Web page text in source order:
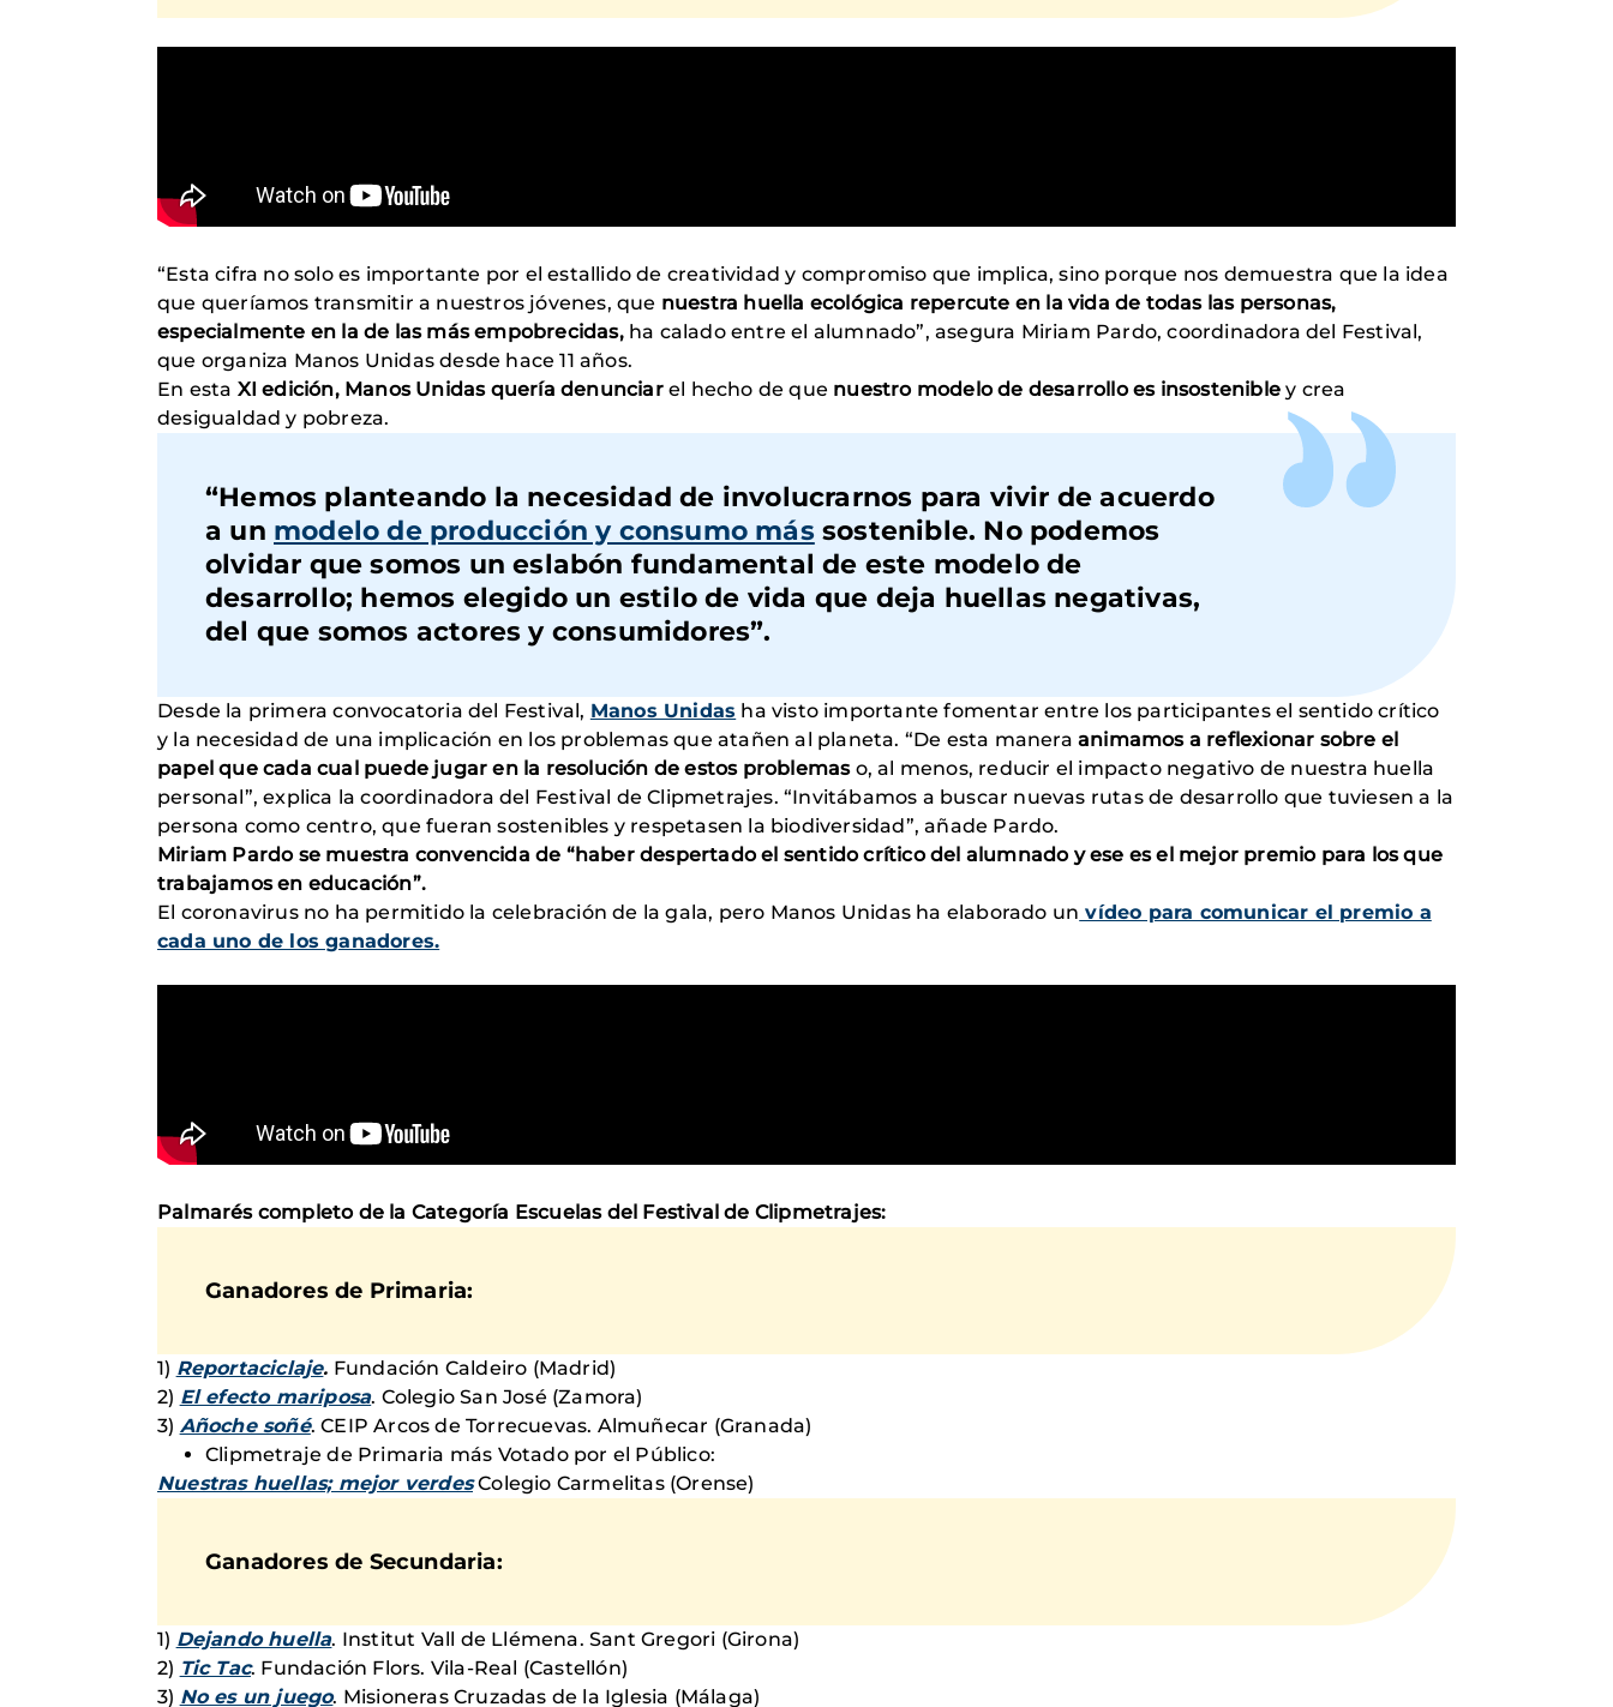
“Esta cifra no solo es importante por el estallido de creatividad y compromiso que implica, sino porque nos demuestra que la idea
que queríamos transmitir a nuestros jóvenes, que nuestra huella ecológica repercute en la vida de todas las personas,
especialmente en la de las más empobrecidas, ha calado entre el alumnado”, asegura Miriam Pardo, coordinadora del Festival,
que organiza Manos Unidas desde hace 11 años.
En esta XI edición, Manos Unidas quería denunciarel hecho de que nuestro modelo de desarrollo es insostenibley crea
desigualdad y pobreza.
“Hemos planteando la necesidad de involucrarnos para vivir de acuerdo
a un modelo de producción y consumo más sostenible. No podemos
olvidar que somos un eslabón fundamental de este modelo de
desarrollo; hemos elegido un estilo de vida que deja huellas negativas,
del que somos actores y consumidores”.
Desde la primera convocatoria del Festival, Manos Unidas ha visto importante fomentar entre los participantes el sentido crítico
y la necesidad de una implicación en los problemas que atañen al planeta. “De esta maneraanimamos a reflexionar sobre el
papel que cada cual puede jugar en la resolución de estos problemaso, al menos, reducir el impacto negativo de nuestra huella
personal”, explica la coordinadora del Festival de Clipmetrajes. “Invitábamos a buscar nuevas rutas de desarrollo que tuviesen a la
persona como centro, que fueran sostenibles y respetasen la biodiversidad”, añade Pardo.
Miriam Pardo se muestra convencida de “haber despertado el sentido crítico del alumnado y ese es el mejor premio para los que
trabajamos en educación”.
El coronavirus no ha permitido la celebración de la gala, pero Manos Unidas ha elaborado un vídeo para comunicar el premio a
cada uno de los ganadores.
Palmarés completo de la Categoría Escuelas del Festival de Clipmetrajes:
Ganadores de Primaria:
1) Reportaciclaje. Fundación Caldeiro (Madrid)
2) El efecto mariposa. Colegio San José (Zamora)
3) Añoche soñé. CEIP Arcos de Torrecuevas. Almuñecar (Granada)
Clipmetraje de Primaria más Votado por el Público:
Nuestras huellas; mejor verdesColegio Carmelitas (Orense)
Ganadores de Secundaria:
1) Dejando huella. Institut Vall de Llémena. Sant Gregori (Girona)
2) Tic Tac. Fundación Flors. Vila-Real (Castellón)
3) No es un juego. Misioneras Cruzadas de la Iglesia (Málaga)